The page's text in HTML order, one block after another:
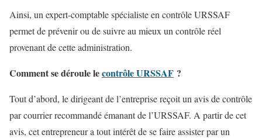
Ainsi, un expert-comptable spécialiste en contrôle URSSAF
permet de prévenir ou de suivre au mieux un contrôle réel
provenant de cette administration.
Comment se déroule lecontrôle URSSAF ?
Tout d’abord, le dirigeant de l’entreprise reçoit un avis de contrôle
par courrier recommandé émanant de l’URSSAF. A partir de cet
avis, cet entrepreneur a tout intérêt de se faire assister par un